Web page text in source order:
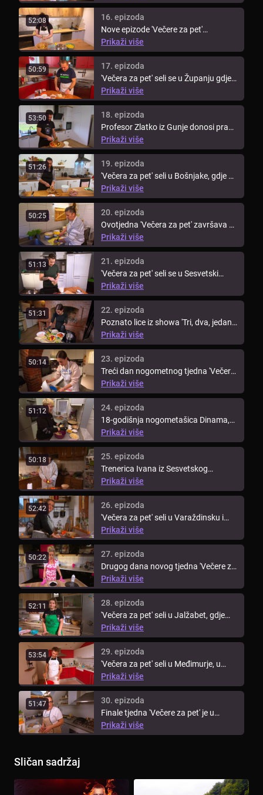
52:08
16. epizoda
Nove epizode 'Večere za pet'
započinju u Vukovarsko-srijemskoj ...
Prikaži više
50:59
17. epizoda
'Večera za pet' seli se u Županju gdje
je goste ugostio veseli ...
Prikaži više
53:50
18. epizoda
Profesor Zlatko iz Gunje donosi pravu
slavonsku feštu u svoju ...
Prikaži više
51:26
19. epizoda
'Večera za pet' seli u Bošnjake, gdje se
nakon 15 godina vraća frizer ...
Prikaži više
50:25
20. epizoda
Ovotjedna 'Večera za pet' završava u
Gradištu, gdje Željka priprema ...
Prikaži više
51:13
21. epizoda
'Večera za pet' seli se u Sesvetski
Kraljevec, gdje će domaćica Ana ...
Prikaži više
51:31
22. epizoda
Poznato lice iz showa 'Tri, dva, jedan,
kuhaj!', Dina, spaja nogomet ...
Prikaži više
50:14
23. epizoda
Treći dan nogometnog tjedna 'Večera
za pet' vodi nas u Lupoglav, gdje ...
Prikaži više
51:12
24. epizoda
18-godišnja nogometašica Dinama,
Dorotea, zakoračila je iz terena u ...
Prikaži više
50:18
25. epizoda
Trenerica Ivana iz Sesvetskog
Kraljevca dolazi na red u tjednu ...
Prikaži više
52:42
26. epizoda
'Večera za pet' seli u Varaždinsku i
Međimursku županiju. Tjedan ...
Prikaži više
50:22
27. epizoda
Drugog dana novog tjedna 'Večere za
pet' ekipa seli u Međimurje, ...
Prikaži više
52:11
28. epizoda
'Večera za pet' seli u Jalžabet, gdje
Slađana dočekuje ekipu domaćom ...
Prikaži više
53:54
29. epizoda
'Večera za pet' seli u Međimurje, u
Sveti Martin na Muri, gdje ...
Prikaži više
51:47
30. epizoda
Finale tjedna 'Večere za pet' je u
Strahonincu, gdje je domačica ...
Prikaži više
Sličan sadržaj